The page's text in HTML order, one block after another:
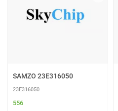
SAMZO 23E316050
23E316050
556